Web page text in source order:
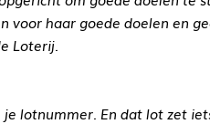
haar goede doelen en
Loterij.
lotnummer. En dat lot zet